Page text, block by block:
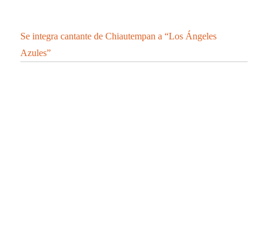
Se integra cantante de Chiautempan a “Los Ángeles
Azules”